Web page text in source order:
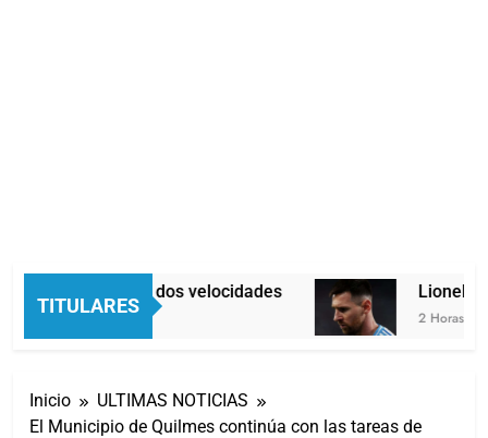
TITULARES
Economía en dos velocidades
1 Hora Atrás
Lionel
2 Horas Atrás
Inicio
ULTIMAS NOTICIAS
El Municipio de Quilmes continúa con las tareas de